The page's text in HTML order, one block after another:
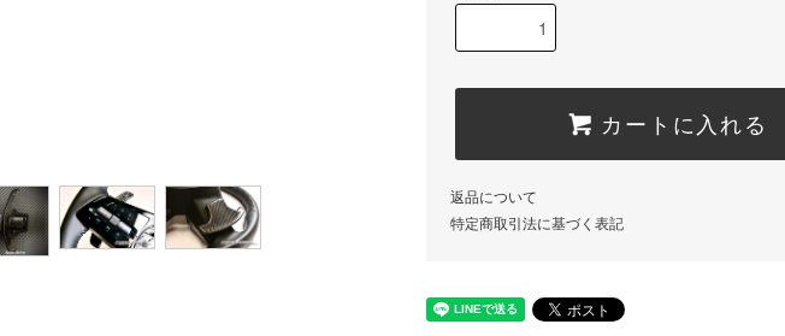
カートに入れる
返品について
特定商取引法に基づく表記